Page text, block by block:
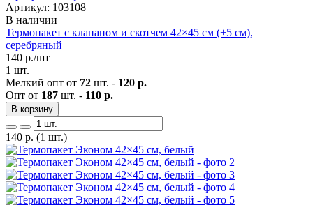
Артикул: 103108
В наличии
Термопакет с клапаном и скотчем 42×45 см (+5 см),
серебряный
140 р./шт
1 шт.
Мелкий опт от 72 шт. - 120 р.
Опт от 187 шт. - 110 р.
В корзину
140 р. (1 шт.)